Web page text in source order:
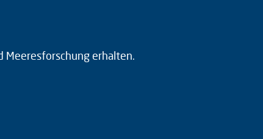
Meeresforschung erhalten.